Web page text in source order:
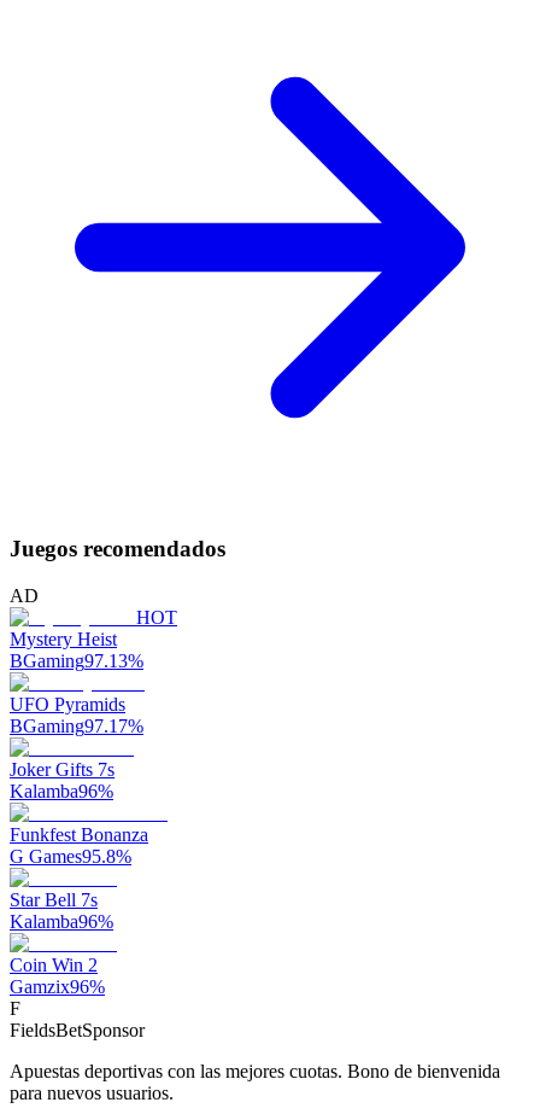
Juegos recomendados
AD
HOT
Mystery Heist
BGaming97.13%
UFO Pyramids
BGaming97.17%
Joker Gifts 7s
Kalamba96%
Funkfest Bonanza
G Games95.8%
Star Bell 7s
Kalamba96%
Coin Win 2
Gamzix96%
F
FieldsBetSponsor
Apuestas deportivas con las mejores cuotas. Bono de bienvenida
para nuevos usuarios.